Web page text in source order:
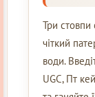
Три стовпи
чіткий
води.
UGC, Пт